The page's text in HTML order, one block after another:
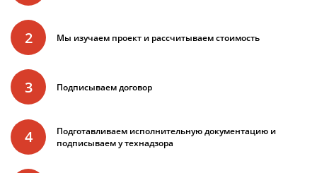
2 Мы изучаем проект и рассчитываем стоимость
3 Подписываем договор
4
Подготавливаем исполнительную документацию и
подписываем у технадзора